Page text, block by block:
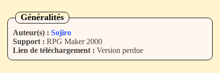
Communauté
Généralités
Auteur(s) : Sojiro
Support : RPG Maker 2000
Lien de téléchargement : Version perdue